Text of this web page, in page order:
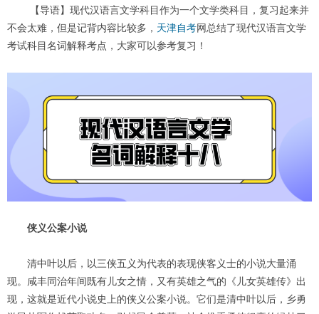
【导语】现代汉语言文学科目作为一个文学类科目，复习起来并
不会太难，但是记背内容比较多， 天津自考网总结了现代汉语言文学
考试科目名词解释考点，大家可以参考复习！
侠义公案小说
清中叶以后，以三侠五义为代表的表现侠客义士的小说大量涌
现。咸丰同治年间既有儿女之情，又有英雄之气的《儿女英雄传》出
现，这就是近代小说史上的侠义公案小说。它们是清中叶以后，乡勇